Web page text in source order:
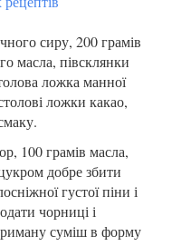
сиру, 200 грамів
масла, півсклянки
ложка манної
ложки какао,
100 грамів масла,
добре збити
густої піни і
чорниці і
суміш в форму